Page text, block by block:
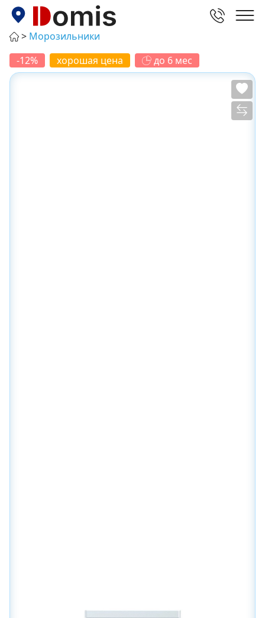
Морозильники
-12%
хорошая цена до 6 мес